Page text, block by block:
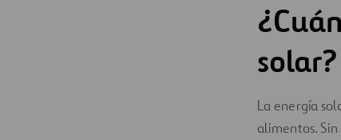
solar?
La energía
alimentos.